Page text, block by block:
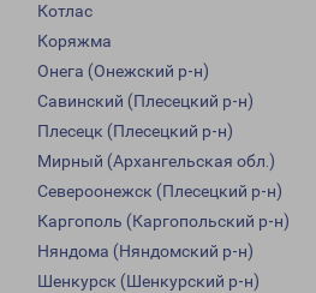
Котлас
Коряжма
Онега (Онежский р-н)
Савинский (Плесецкий р-н)
Плесецк (Плесецкий р-н)
Мирный (Архангельская обл.)
Североонежск (Плесецкий р-н)
Каргополь (Каргопольский р-н)
Няндома (Няндомский р-н)
Шенкурск (Шенкурский р-н)